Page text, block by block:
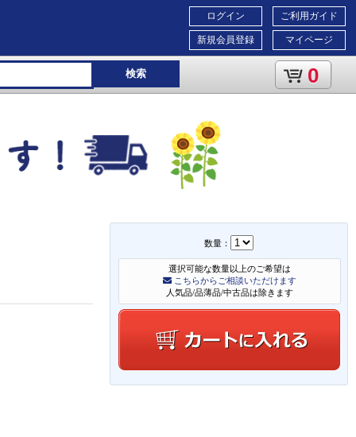
ご利用ガイド
マイページ
ログイン
新規会員登録
検索 0
数量：
選択可能な数量以上のご希望は
こちらからご相談いただけます
人気品/品薄品/中古品は除きます